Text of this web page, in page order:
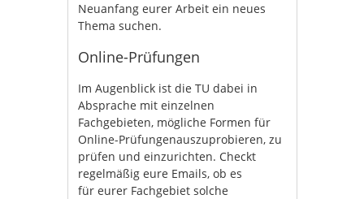
Neuanfang eurer Arbeit ein neues
Thema suchen.
Online-Prüfungen
Im Augenblick ist die TU dabei in
Absprache mit einzelnen
Fachgebieten, mögliche Formen für
Online-Prüfungenauszuprobieren, zu
prüfen und einzurichten. Checkt
regelmäßig eure Emails, ob es
für eurer Fachgebiet solche